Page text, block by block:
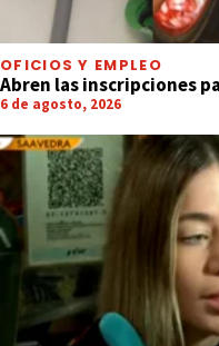
OFICIOS Y EMPLEO
Abren las inscripciones
6 de agosto, 2026